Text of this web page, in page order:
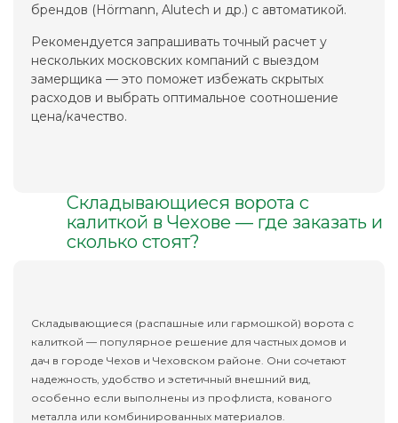
брендов (Hörmann, Alutech и др.) с автоматикой.
Рекомендуется запрашивать точный расчет у
нескольких московских компаний с выездом
замерщика — это поможет избежать скрытых
расходов и выбрать оптимальное соотношение
цена/качество.
Складывающиеся ворота с
калиткой в Чехове — где заказать и
сколько стоят?
Складывающиеся (распашные или гармошкой) ворота с
калиткой — популярное решение для частных домов и
дач в городе Чехов и Чеховском районе. Они сочетают
надежность, удобство и эстетичный внешний вид,
особенно если выполнены из профлиста, кованого
металла или комбинированных материалов.